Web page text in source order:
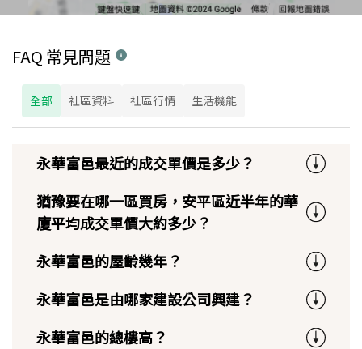
FAQ 常見問題
全部 社區資料 社區行情 生活機能
永華富邑最近的成交單價是多少？
猶豫要在哪一區買房，安平區近半年的華
廈平均成交單價大約多少？
永華富邑的屋齡幾年？
永華富邑是由哪家建設公司興建？
永華富邑的總樓高？